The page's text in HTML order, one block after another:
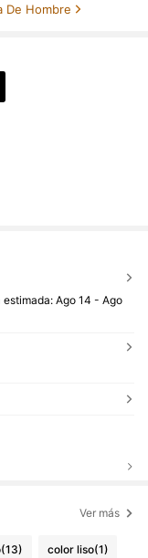
De Hombre
estimada:Ago 14 - Ago
Ver más
(13) color liso(1)